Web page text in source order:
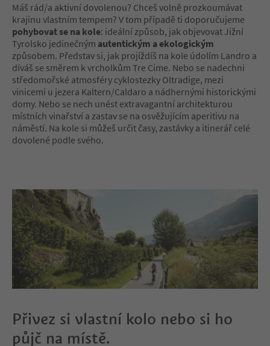
Máš rád/a aktivní dovolenou? Chceš volně prozkoumávat
krajinu vlastním tempem? V tom případě ti doporučujeme
pohybovat se na kole: ideální způsob, jak objevovat Jižní
Tyrolsko jedinečným autentickým a ekologickým
způsobem. Představ si, jak projíždíš na kole údolím Landro a
díváš se směrem k vrcholkům Tre Cime. Nebo se nadechni
středomořské atmosféry cyklostezky Oltradige, mezi
vinicemi u jezera Kaltern/Caldaro a nádhernými historickými
domy. Nebo se nech unést extravagantní architekturou
místních vinařství a zastav se na osvěžujícím aperitivu na
náměstí. Na kole si můžeš určit časy, zastávky a itinerář celé
dovolené podle svého.
Přivez si vlastní kolo nebo si ho
půjč na místě.